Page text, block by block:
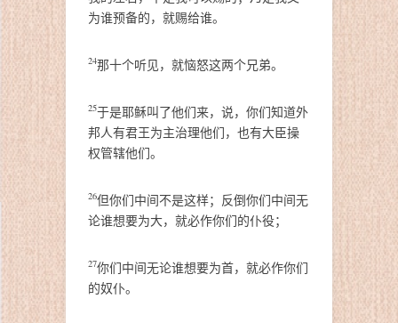
为谁预备的，就赐给谁。
24那十个听见，就恼怒这两个兄弟。
25于是耶稣叫了他们来，说，你们知道外
邦人有君王为主治理他们，也有大臣操
权管辖他们。
26但你们中间不是这样；反倒你们中间无
论谁想要为大，就必作你们的仆役；
27你们中间无论谁想要为首，就必作你们
的奴仆。